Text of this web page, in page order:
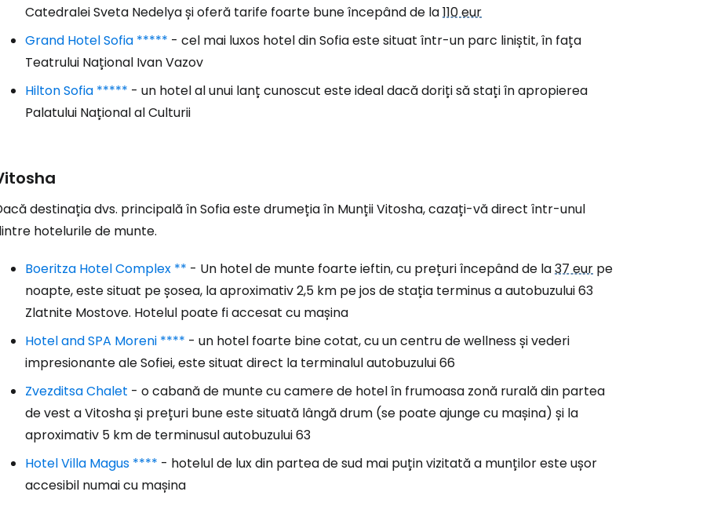
Catedralei Sveta Nedelya și oferă tarife foarte bune începând de la110 eur
Grand Hotel Sofia ***** - cel mai luxos hotel din Sofia este situat într-un parc liniștit, în fața
Teatrului Național Ivan Vazov
Hilton Sofia ***** - un hotel al unui lanț cunoscut este ideal dacă doriți să stați în apropierea
Palatului Național al Culturii
destinația dvs. principală în Sofia este drumeția în Munții Vitosha, cazați-vă direct într-unul
hotelurile de munte.
Boeritza Hotel Complex ** - Un hotel de munte foarte ieftin, cu prețuri începând de la37 eur pe
noapte, este situat pe șosea, la aproximativ 2,5 km pe jos de stația terminus a autobuzului 63
Zlatnite Mostove. Hotelul poate fi accesat cu mașina
Hotel and SPA Moreni **** - un hotel foarte bine cotat, cu un centru de wellness și vederi
impresionante ale Sofiei, este situat direct la terminalul autobuzului 66
Zvezditsa Chalet - o cabană de munte cu camere de hotel în frumoasa zonă rurală din partea
de vest a Vitosha și prețuri bune este situată lângă drum (se poate ajunge cu mașina) și la
aproximativ 5 km de terminusul autobuzului 63
Hotel Villa Magus **** - hotelul de lux din partea de sud mai puțin vizitată a munților este ușor
accesibil numai cu mașina
Conectați-vă la Cestee
Continuați cu Facebook
Continuați cu e-mailul